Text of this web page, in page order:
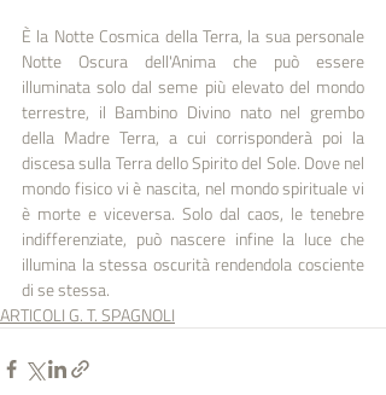
È la Notte Cosmica della Terra, la sua personale
Notte Oscura dell'Anima che può essere
illuminata solo dal seme più elevato del mondo
terrestre, il Bambino Divino nato nel grembo
della Madre Terra, a cui corrisponderà poi la
discesa sulla Terra dello Spirito del Sole. Dove nel
mondo fisico vi è nascita, nel mondo spirituale vi
è morte e viceversa. Solo dal caos, le tenebre
indifferenziate, può nascere infine la luce che
illumina la stessa oscurità rendendola cosciente
di se stessa.
ARTICOLI G. T. SPAGNOLI